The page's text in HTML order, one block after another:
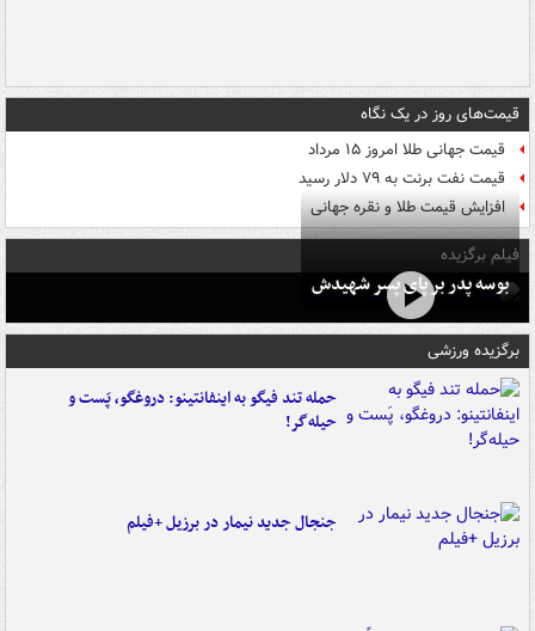
قیمت‌های روز در یک نگاه
قیمت جهانی طلا امروز ۱۵ مرداد
قیمت نفت برنت به ۷۹ دلار رسید
افزایش قیمت طلا و نقره جهانی
فیلم برگزیده
بوسه‌ پدر بر پای پسر شهیدش
برگزیده ورزشی
حمله تند فیگو به اینفانتینو: دروغگو، پَست‌ و
حیله‌گر!
جنجال جدید نیمار در برزیل +فیلم